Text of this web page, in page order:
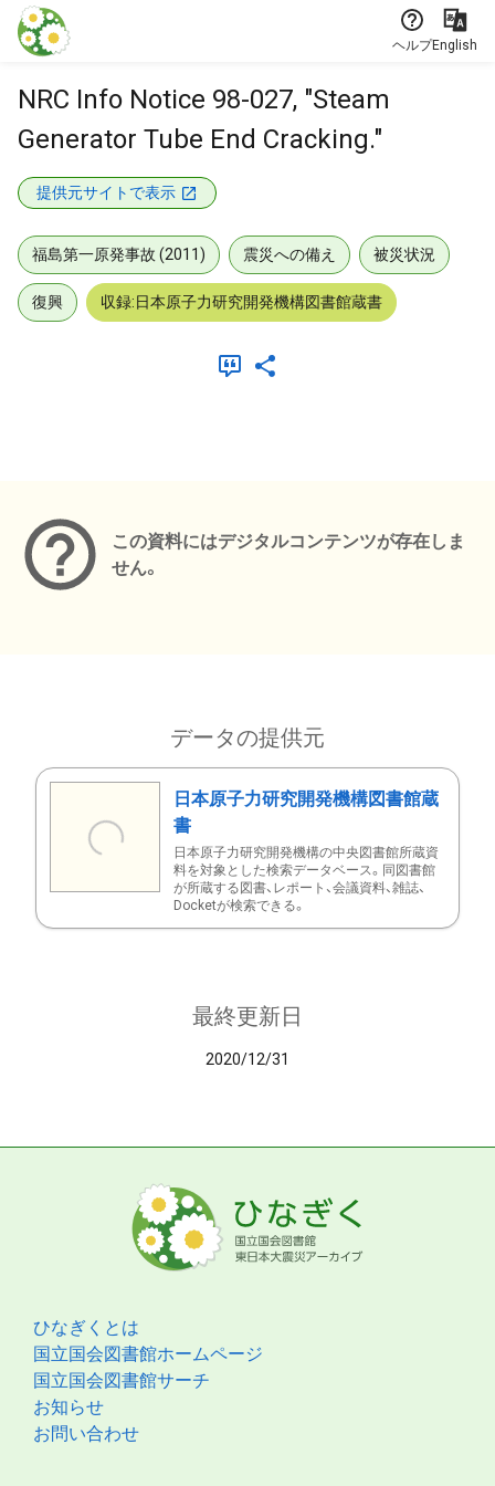
本文に飛ぶ
ヘルプEnglish
NRC Info Notice 98-027, "Steam
Generator Tube End Cracking."
提供元サイトで表示
福島第一原発事故 (2011) 震災への備え 被災状況
復興 収録:日本原子力研究開発機構図書館蔵書
この資料にはデジタルコンテンツが存在しま
せん。
データの提供元
日本原子力研究開発機構図書館蔵
書
日本原子力研究開発機構の中央図書館所蔵資
料を対象とした検索データベース。同図書館
が所蔵する図書、レポート、会議資料、雑誌、
Docketが検索できる。
最終更新日
2020/12/31
ひなぎくとは
国立国会図書館ホームページ
国立国会図書館サーチ
お知らせ
お問い合わせ